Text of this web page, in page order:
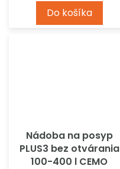
Do košíka
Nádoba na posyp
PLUS3 bez otvárania
100-400 l CEMO